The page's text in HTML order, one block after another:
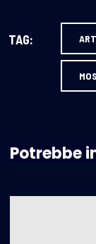
TAG:
Potrebbe